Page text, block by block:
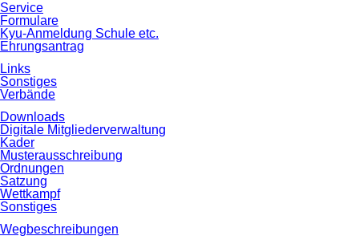
Service
Formulare
Kyu‐Anmeldung Schule etc.
Ehrungsantrag
Links
Sonstiges
Verbände
Downloads
Digitale Mitgliederverwaltung
Kader
Musterausschreibung
Ordnungen
Satzung
Wettkampf
Sonstiges
Wegbeschreibungen